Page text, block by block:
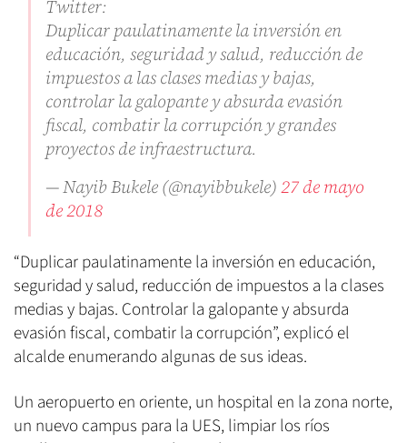
Twitter:
Duplicar paulatinamente la inversión en
educación, seguridad y salud, reducción de
impuestos a las clases medias y bajas,
controlar la galopante y absurda evasión
fiscal, combatir la corrupción y grandes
proyectos de infraestructura.
— Nayib Bukele (@nayibbukele)27 de mayo
de 2018
“Duplicar paulatinamente la inversión en educación,
seguridad y salud, reducción de impuestos a la clases
medias y bajas. Controlar la galopante y absurda
evasión fiscal, combatir la corrupción”, explicó el
alcalde enumerando algunas de sus ideas.
Un aeropuerto en oriente, un hospital en la zona norte,
un nuevo campus para la UES, limpiar los ríos